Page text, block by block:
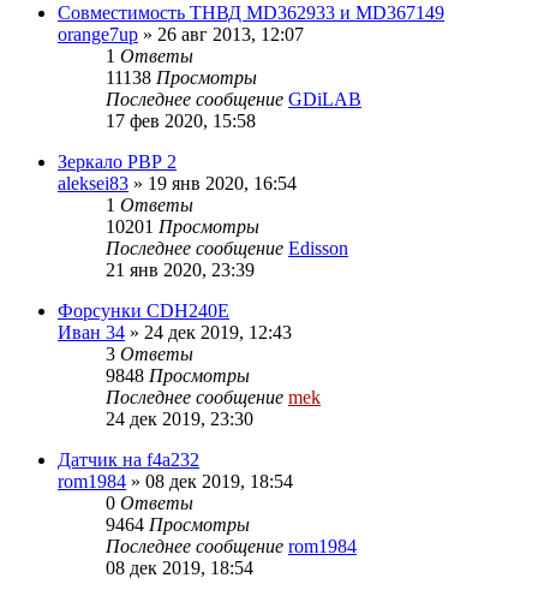
Совместимость ТНВД MD362933 и MD367149
orange7up » 26 авг 2013, 12:07
1 Ответы
11138 Просмотры
Последнее сообщение GDiLAB
17 фев 2020, 15:58
Зеркало РВР 2
aleksei83 » 19 янв 2020, 16:54
1 Ответы
10201 Просмотры
Последнее сообщение Edisson
21 янв 2020, 23:39
Форсунки CDH240E
Иван 34 » 24 дек 2019, 12:43
3 Ответы
9848 Просмотры
Последнее сообщение mek
24 дек 2019, 23:30
Датчик на f4a232
rom1984 » 08 дек 2019, 18:54
0 Ответы
9464 Просмотры
Последнее сообщение rom1984
08 дек 2019, 18:54